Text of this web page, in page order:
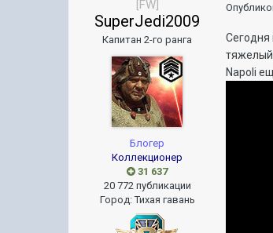
[FW]
SuperJedi2009
Капитан 2-го ранга
Блогер
Коллекционер
31 637
20 772 публикации
Город:Тихая гавань
Сегодня
тяжелый
Napoli